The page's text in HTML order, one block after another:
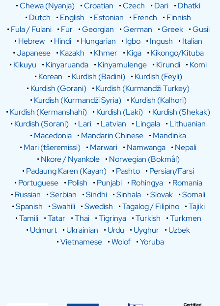
•Chewa (Nyanja) •Croatian •Czech •Dari •Dhatki
•Dutch •English •Estonian •French •Finnish
•Fula / Fulani •Fur •Georgian •German •Greek •Gusii
•Hebrew •Hindi •Hungarian •Igbo •Ingush •Italian
•Japanese •Kazakh •Khmer •Kiga •Kikongo/Kituba
•Kikuyu •Kinyaruanda •Kinyamulenge •Kirundi •Komi
•Korean •Kurdish (Badini) •Kurdish (Feyli)
•Kurdish (Gorani) •Kurdish (Kurmandži Turkey)
•Kurdish (Kurmandži Syria) •Kurdish (Kalhori)
•Kurdish (Kermanshahi) •Kurdish (Laki) •Kurdish (Shekak)
•Kurdish (Sorani) •Lari •Latvian •Lingala •Lithuanian
•Macedonia •Mandarin Chinese •Mandinka
•Mari (tšeremissi) •Marwari •Namwanga •Nepali
•Nkore / Nyankole •Norwegian (Bokmål)
•Padaung Karen (Kayan) •Pashto •Persian/Farsi
•Portuguese •Polish •Punjabi •Rohingya •Romania
•Russian •Serbian •Sindhi •Sinhala •Slovak •Somali
•Spanish •Swahili •Swedish •Tagalog / Filipino •Tajiki
•Tamili •Tatar •Thai •Tigrinya •Turkish •Turkmen
•Udmurt •Ukrainian •Urdu •Uyghur •Uzbek
•Vietnamese •Wolof •Yoruba